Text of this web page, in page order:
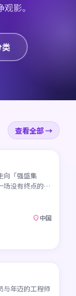
影。
查看全部 →
45:42
向「强盛集
场没有终点的较
中国
与年迈的工程师